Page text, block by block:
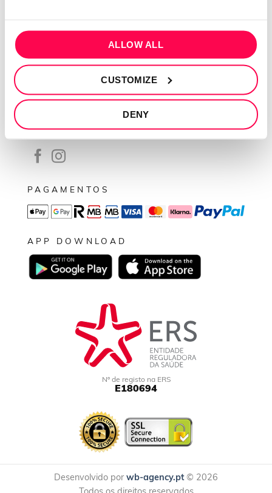
ALLOW ALL
CUSTOMIZE
DENY
Política de privacidade
Termos e condições
Resolução de conflitos
Livro de reclamações
SEGUE-NOS
PAGAMENTOS
APP DOWNLOAD
Nº de registo na ERS
E180694
Desenvolvido por wb-agency.pt© 2026